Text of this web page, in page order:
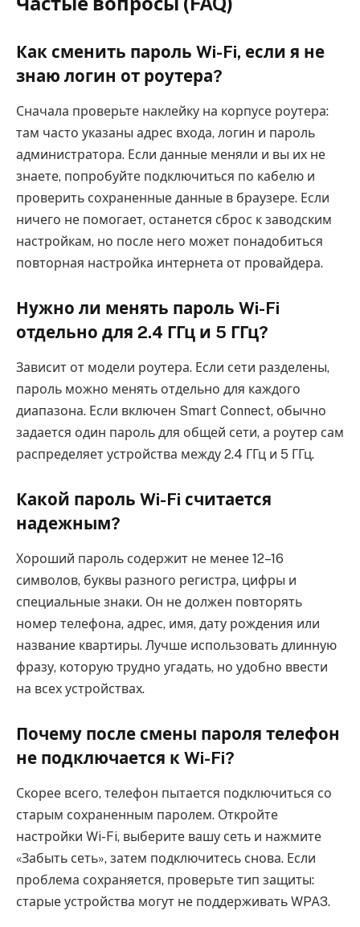
Как сменить пароль Wi-Fi, если я не
знаю логин от роутера?
Сначала проверьте наклейку на корпусе роутера:
там часто указаны адрес входа, логин и пароль
администратора. Если данные меняли и вы их не
знаете, попробуйте подключиться по кабелю и
проверить сохраненные данные в браузере. Если
ничего не помогает, останется сброс к заводским
настройкам, но после него может понадобиться
повторная настройка интернета от провайдера.
Нужно ли менять пароль Wi-Fi
отдельно для 2.4 ГГц и 5 ГГц?
Зависит от модели роутера. Если сети разделены,
пароль можно менять отдельно для каждого
диапазона. Если включен Smart Connect, обычно
задается один пароль для общей сети, а роутер сам
распределяет устройства между 2.4 ГГц и 5 ГГц.
Какой пароль Wi-Fi считается
надежным?
Хороший пароль содержит не менее 12–16
символов, буквы разного регистра, цифры и
специальные знаки. Он не должен повторять
номер телефона, адрес, имя, дату рождения или
название квартиры. Лучше использовать длинную
фразу, которую трудно угадать, но удобно ввести
на всех устройствах.
Почему после смены пароля телефон
не подключается к Wi-Fi?
Скорее всего, телефон пытается подключиться со
старым сохраненным паролем. Откройте
настройки Wi-Fi, выберите вашу сеть и нажмите
«Забыть сеть», затем подключитесь снова. Если
проблема сохраняется, проверьте тип защиты:
старые устройства могут не поддерживать WPA3.